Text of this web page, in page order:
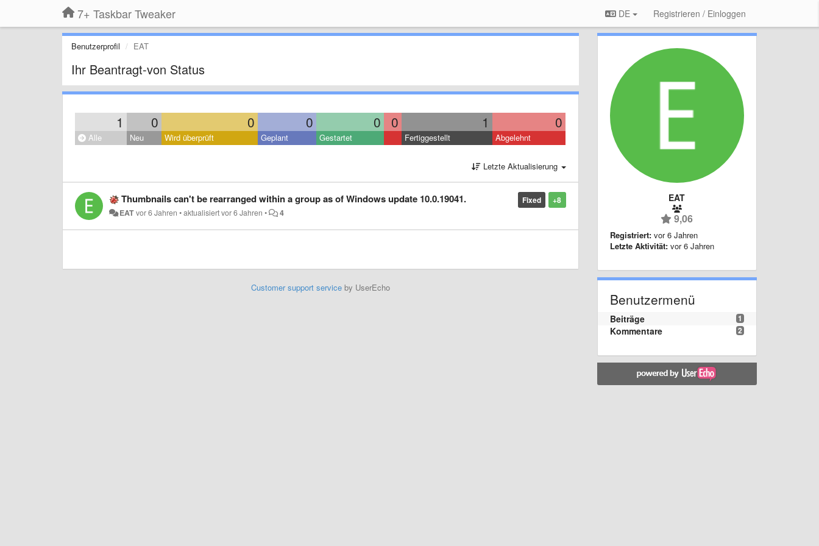
7+ Taskbar Tweaker DE Registrieren / Einloggen
Benutzerprofil EAT
Ihr Beantragt-von Status
1 0 0 0 0 0 1 0
Alle Neu Wird überprüft Geplant Gestartet Fertiggestellt Abgelehnt
Letzte Aktualisierung
+8
Fixed
Thumbnails can't be rearranged within a group as of Windows update 10.0.19041.
EATvor 6 Jahren •aktualisiertvor 6 Jahren • 4
Customer support serviceby UserEcho
EAT
9,06
Registriert: vor 6 Jahren
Letzte Aktivität: vor 6 Jahren
Benutzermenü
1
Beiträge
2
Kommentare